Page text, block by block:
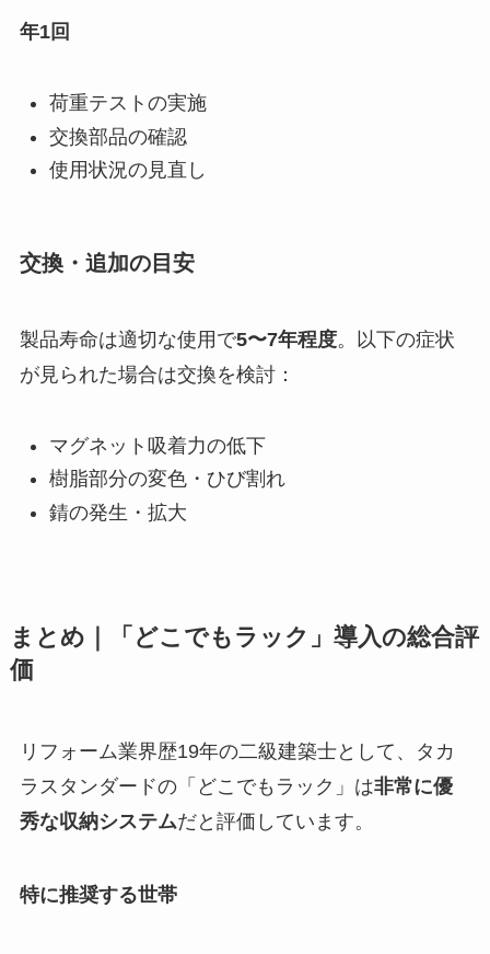
年1回
荷重テストの実施
交換部品の確認
使用状況の見直し
交換・追加の目安
製品寿命は適切な使用で5〜7年程度。以下の症状
が見られた場合は交換を検討：
マグネット吸着力の低下
樹脂部分の変色・ひび割れ
錆の発生・拡大
まとめ｜「どこでもラック」導入の総合評
価
リフォーム業界歴19年の二級建築士として、タカ
ラスタンダードの「どこでもラック」は非常に優
秀な収納システムだと評価しています。
特に推奨する世帯